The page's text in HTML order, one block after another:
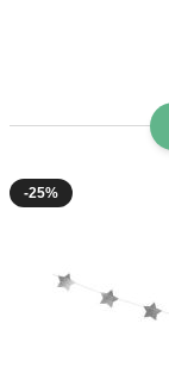
-25%